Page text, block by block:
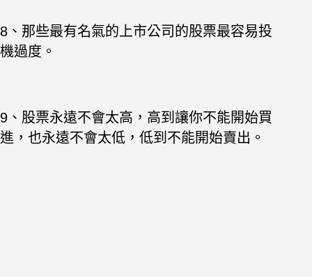
8、那些最有名氣的上市公司的股票最容易投
機過度。
9、股票永遠不會太高，高到讓你不能開始買
進，也永遠不會太低，低到不能開始賣出。